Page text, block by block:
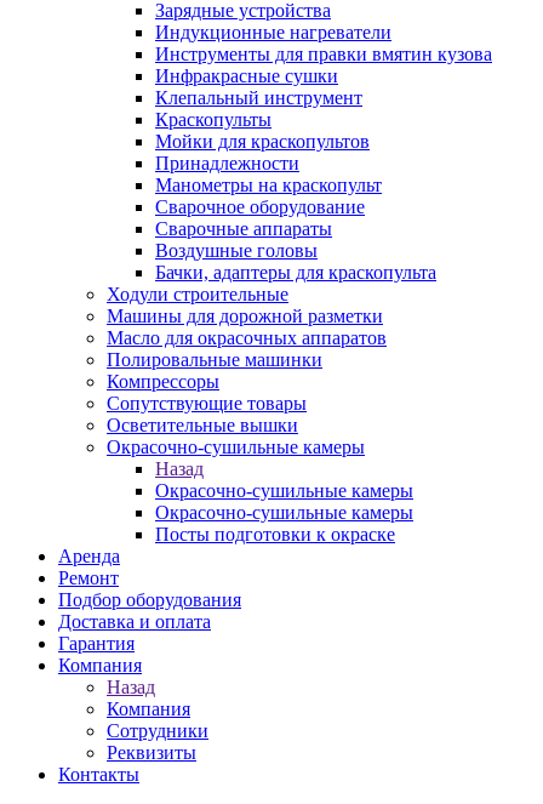
Зарядные устройства
Индукционные нагреватели
Инструменты для правки вмятин кузова
Инфракрасные сушки
Клепальный инструмент
Краскопульты
Мойки для краскопультов
Принадлежности
Манометры на краскопульт
Сварочное оборудование
Сварочные аппараты
Воздушные головы
Бачки, адаптеры для краскопульта
Ходули строительные
Машины для дорожной разметки
Масло для окрасочных аппаратов
Полировальные машинки
Компрессоры
Сопутствующие товары
Осветительные вышки
Окрасочно-сушильные камеры
Назад
Окрасочно-сушильные камеры
Окрасочно-сушильные камеры
Посты подготовки к окраске
Аренда
Ремонт
Подбор оборудования
Доставка и оплата
Гарантия
Компания
Назад
Компания
Сотрудники
Реквизиты
Контакты